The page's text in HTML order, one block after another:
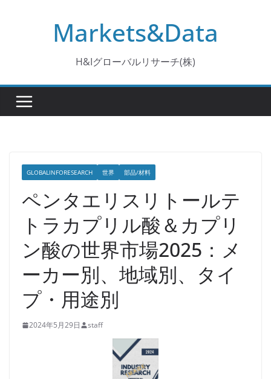
Markets&Data
H&Iグローバルリサーチ(株)
GLOBALINFORESEARCH 世界 部品/材料
ペンタエリスリトールテ
トラカプリル酸＆カプリ
ン酸の世界市場2025：メ
ーカー別、地域別、タイ
プ・用途別
2024年5月29日 staff